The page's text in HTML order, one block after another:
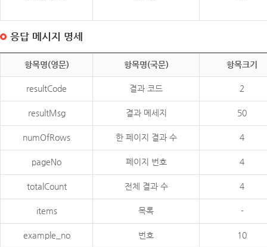
응답 메시지 명세
항목명(영문) 항목명(국문) 항목크기
resultCode 결과 코드 2
resultMsg 결과 메세지 50
numOfRows 한 페이지 결과 수 4
pageNo 페이지 번호 4
totalCount 전체 결과 수 4
items 목록 -
example_no 번호 10